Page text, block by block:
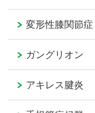
変形性膝関節症
ガングリオン
アキレス腱炎